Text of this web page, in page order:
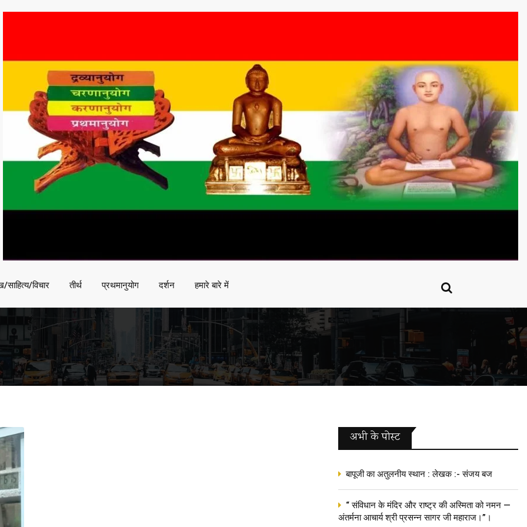
विचार तीर्थ प्रथमानुयोग दर्शन हमारे बारे में
अभी के पोस्‍ट
बापूजी का अतुलनीय स्थान : लेखक :- संजय बज
“ संविधान के मंदिर और राष्ट्र की अस्मिता को नमन —
अंतर्मना आचार्य श्री प्रसन्न सागर जी महाराज।”।